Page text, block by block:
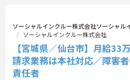
ソーシャルインクルー株式会社ソーシャル
ソーシャルインクルー株式会社
【宮城県／仙台市】月給33
請求業務は本社対応／障害
責任者